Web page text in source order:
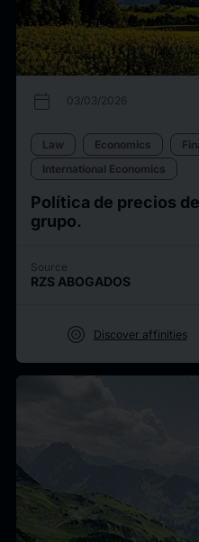
calendar_today 03/03/2026
Law Economics
International Economics
Política de precios
grupo.
Source
RZS ABOGADOS
target Discover affinities